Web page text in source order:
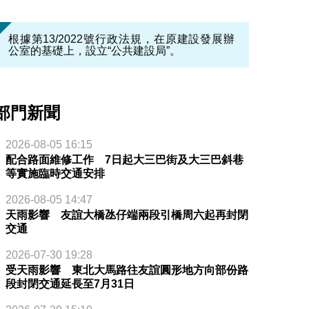
根據第13/2022號行政法規，在原建設發展辦
公室的基礎上，設立“公共建設局”。
門新聞
2026-08-05 16:15
配合路面維修工作 7日起大三巴街及大三巴斜巷
等實施臨時交通安排
2026-08-05 14:47
天雨影響 友誼大橋氹仔端兩段引橋周六起再封閉
交通
2026-07-30 19:28
受天雨影響 東北大馬路往友誼圓形地方向部份路
段封閉交通延長至7月31日